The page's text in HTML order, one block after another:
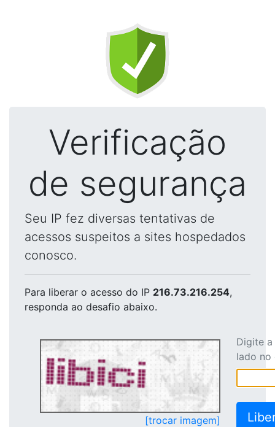
Verificação
de segurança
Seu IP fez diversas tentativas de
acessos suspeitos a sites hospedados
conosco.
Para liberar o acesso do IP 216.73.216.254,
responda ao desafio abaixo.
[trocar imagem]
Digite
lado no